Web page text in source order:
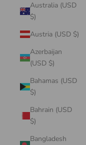
Australia (USD
$)
Austria (USD $)
Azerbaijan
(USD $)
Bahamas (USD
$)
Bahrain (USD
$)
Bangladesh